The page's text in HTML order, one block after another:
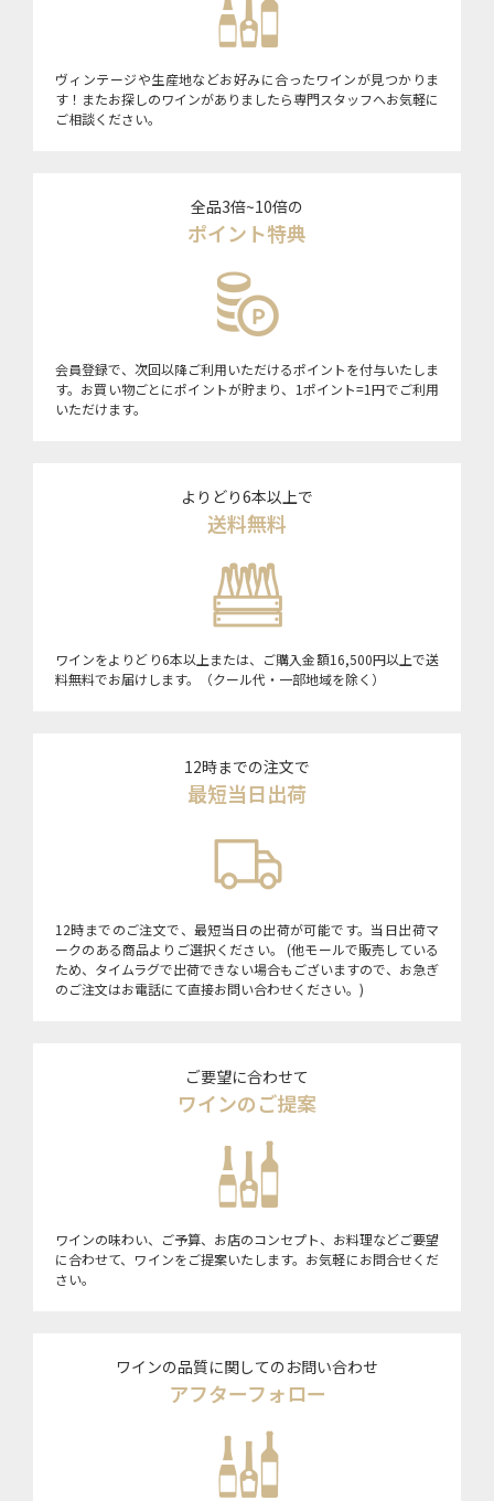
ヴィンテージや生産地などお好みに合ったワインが見つかりま
す！またお探しのワインがありましたら専門スタッフへお気軽に
ご相談ください。
全品3倍~10倍の
ポイント特典
会員登録で、次回以降ご利用いただけるポイントを付与いたしま
す。お買い物ごとにポイントが貯まり、1ポイント=1円でご利用
いただけます。
よりどり6本以上で
送料無料
ワインをよりどり6本以上または、ご購入金額16,500円以上で送
料無料でお届けします。（クール代・一部地域を除く）
12時までの注文で
最短当日出荷
12時までのご注文で、最短当日の出荷が可能です。当日出荷マ
ークのある商品よりご選択ください。 (他モールで販売している
ため、タイムラグで出荷できない場合もございますので、お急ぎ
のご注文はお電話にて直接お問い合わせください。)
ご要望に合わせて
ワインのご提案
ワインの味わい、ご予算、お店のコンセプト、お料理などご要望
に合わせて、ワインをご提案いたします。お気軽にお問合せくだ
さい。
ワインの品質に関してのお問い合わせ
アフターフォロー